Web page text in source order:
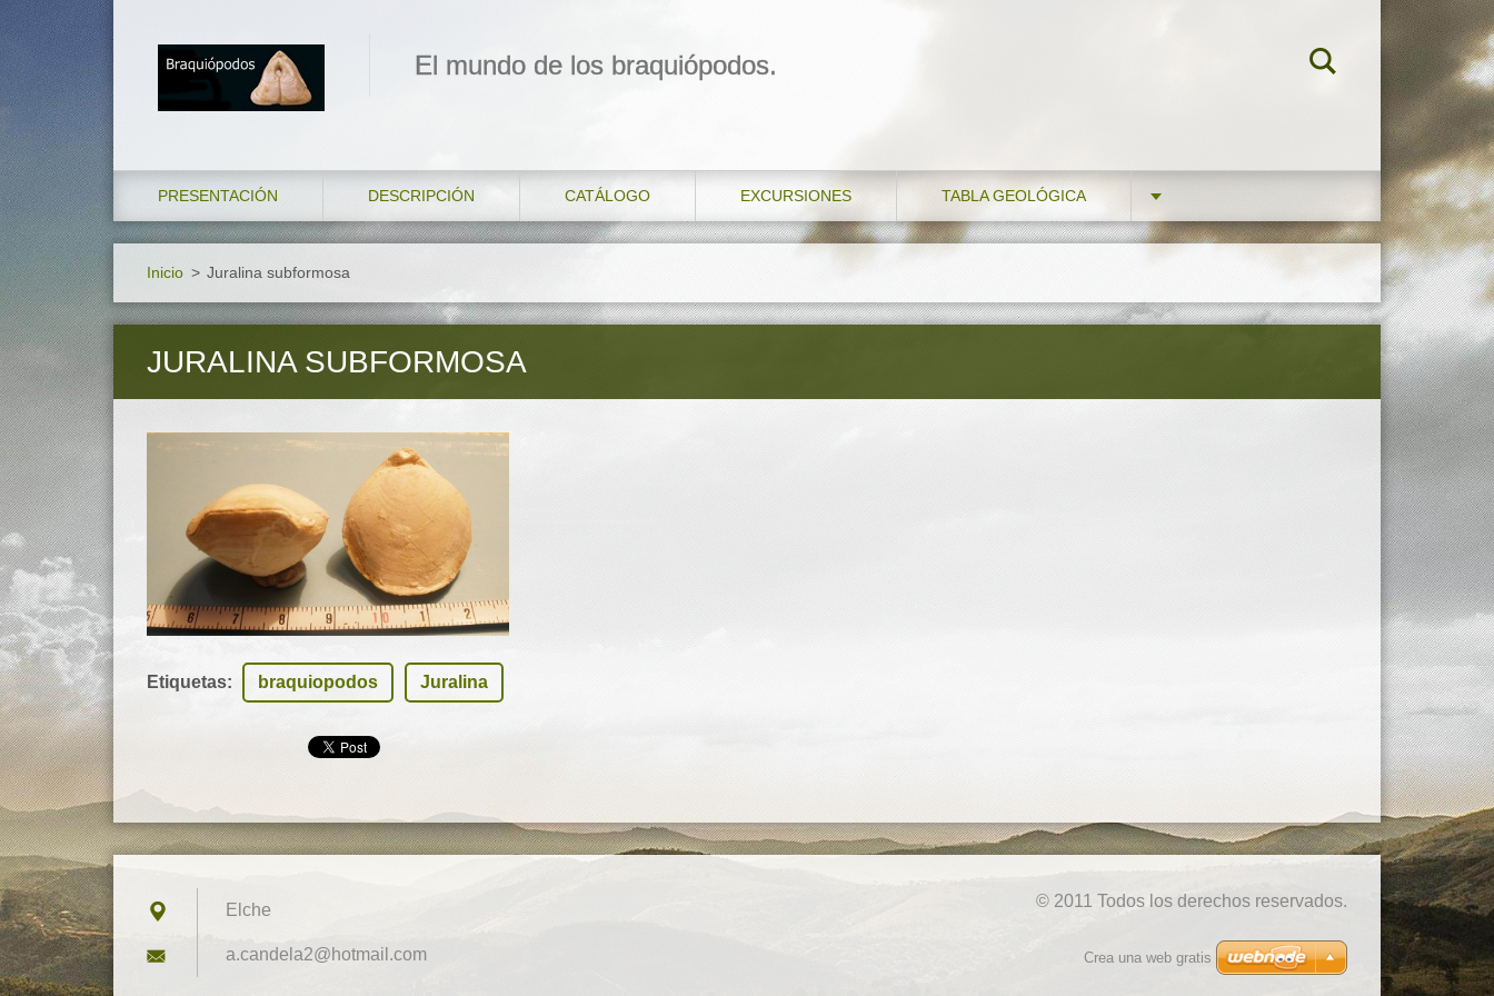
El mundo de los braquiópodos.
PRESENTACIÓN DESCRIPCIÓN CATÁLOGO EXCURSIONES TABLA GEOLÓGICA
Inicio > Juralina subformosa
JURALINA SUBFORMOSA
Etiquetas: braquiopodos Juralina
Elche
a.candel a2@hotmail.com
© 2011 Todos los derechos reservados.
Crea una web gratis